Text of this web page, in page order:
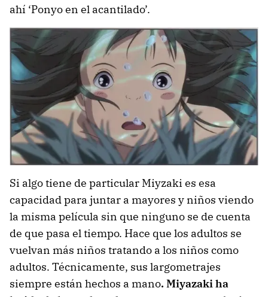
ahí ‘Ponyo en el acantilado’.
Si algo tiene de particular Miyzaki es esa
capacidad para juntar a mayores y niños viendo
la misma película sin que ninguno se de cuenta
de que pasa el tiempo. Hace que los adultos se
vuelvan más niños tratando a los niños como
adultos. Técnicamente, sus largometrajes
siempre están hechos a mano. Miyazaki ha